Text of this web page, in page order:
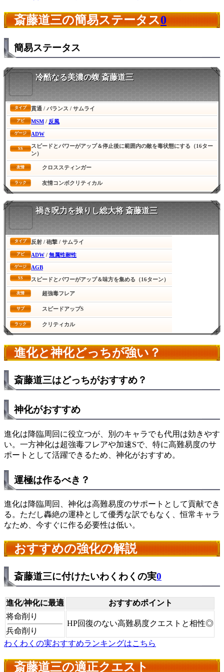
斎藤道三の簡易ステータス0
簡易ステータス
冷酷なる美濃の蝮 斎藤道三
タイプ 貫通 / バランス / サムライ
アビ MSM / 反風
ゲージ ADW
SS
スピードとパワーがアップ＆停止後に範囲内の敵を毒状態にする（16ター
ン）
友情 クロススティンガー
ラック 友情コンボクリティカル
禍き呪力を操りし総大将 斎藤道三
タイプ 反射 / 砲撃 / サムライ
アビ ADW / 無属性耐性
ゲージ AGB
SS スピードとパワーがアップ＆味方を集める（16ターン）
友情 超強毒フレア
サブ スピードアップS
ラック クリティカル
進化と神化どっちが強い？
斎藤道三はどっちがおすすめ？
神化がおすすめ
進化は降臨周回に役立つが、別のキャラでも代用は効きやす
い。一方神化は超強毒フレアや加速Sで、特に高難易度のサ
ポートとして活躍できるため、神化がおすすめ。
運極は作るべき？
進化は降臨周回、神化は高難易度のサポートとして貢献でき
る。ただし轟絶の運枠として優秀な訳でもなく、恒常キャラ
なため、今すぐに作る必要性は低い。
おすすめの強化の解説
斎藤道三に付けたいわくわくの実0
進化/神化に最適
おすすめポイント
将命削り
兵命削り
HP回復のない高難易度クエストと相性◎
わくわくの実おすすめランキングはこちら
斎藤道三の適正クエスト